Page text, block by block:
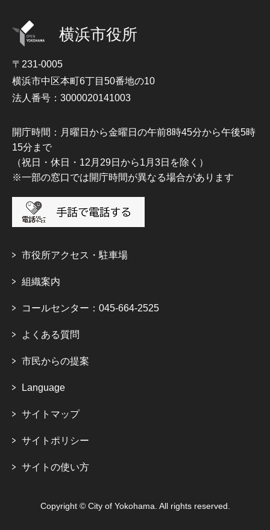
横浜市役所
〒231-0005
横浜市中区本町6丁目50番地の10
法人番号：3000020141003
開庁時間：月曜日から金曜日の午前8時45分から午後5時
15分まで
（祝日・休日・12月29日から1月3日を除く）
※一部の窓口では開庁時間が異なる場合があります
市役所アクセス・駐車場
組織案内
コールセンター：045-664-2525
よくある質問
市民からの提案
Language
サイトマップ
サイトポリシー
サイトの使い方
Copyright © City of Yokohama. All rights reserved.